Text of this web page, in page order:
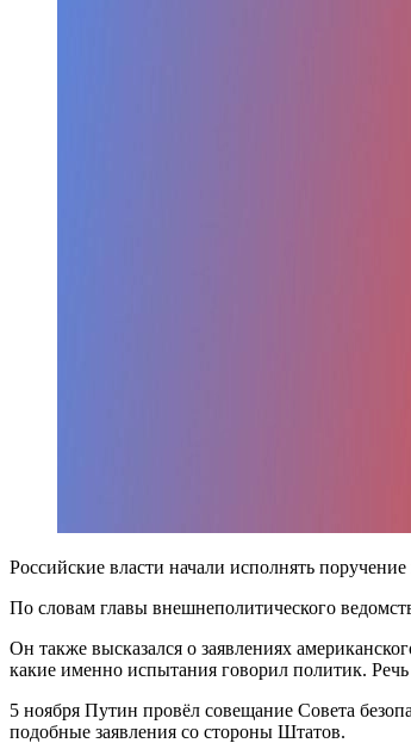
Российские власти начали исполнять
По словам главы внешнеполитического
Он также высказался о заявлениях
какие именно испытания говорил политик.
5 ноября Путин провёл совещание Совета
подобные заявления со стороны Штатов.